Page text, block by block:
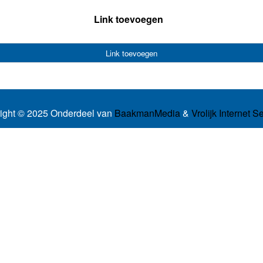
Link toevoegen
Link toevoegen
© 2025 Onderdeel van BaakmanMedia& Vrolijk Internet